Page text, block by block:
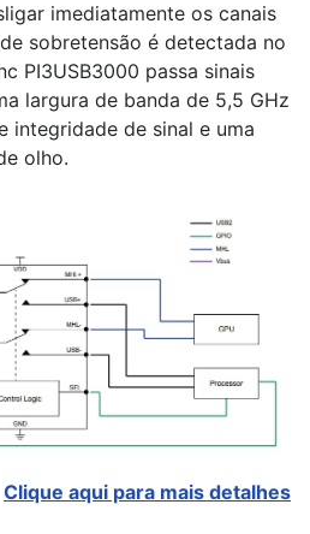
imediatamente os canais
sobretensão é detectada no
PI3USB3000 passa sinais
largura de banda de 5,5 GHz
integridade de sinal e uma
olho.
Clique aqui para mais detalhes